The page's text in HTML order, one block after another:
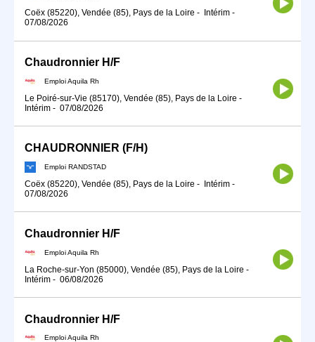
Coëx (85220), Vendée (85), Pays de la Loire - Intérim -
07/08/2026
Chaudronnier H/F
Emploi Aquila Rh
Le Poiré-sur-Vie (85170), Vendée (85), Pays de la Loire -
Intérim - 07/08/2026
CHAUDRONNIER (F/H)
Emploi RANDSTAD
Coëx (85220), Vendée (85), Pays de la Loire - Intérim -
07/08/2026
Chaudronnier H/F
Emploi Aquila Rh
La Roche-sur-Yon (85000), Vendée (85), Pays de la Loire -
Intérim - 06/08/2026
Chaudronnier H/F
Emploi Aquila Rh